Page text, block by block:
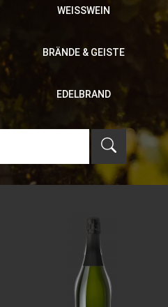
WEISSWEIN
BRÄNDE & GEISTE
EDELBRAND